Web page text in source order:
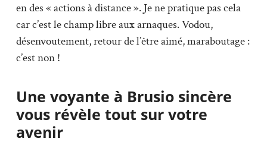
en des « actions à distance ». Je ne pratique pas cela
car c’est le champ libre aux arnaques. Vodou,
désenvoutement, retour de l’être aimé, maraboutage :
c’est non !
Une voyante à Brusio sincère
vous révèle tout sur votre
avenir